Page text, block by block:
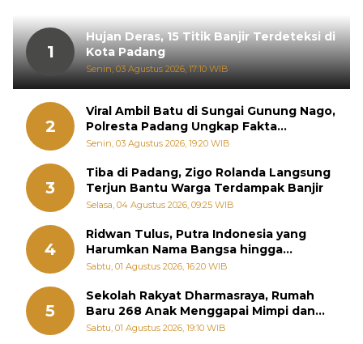
1
Hujan Deras, 15 Titik Banjir Terdeteksi di
Kota Padang
Senin, 03 Agustus 2026, 17:10 WIB
2
Viral Ambil Batu di Sungai Gunung Nago,
Polresta Padang Ungkap Fakta
Sebenarnya
Senin, 03 Agustus 2026, 19:20 WIB
3
Tiba di Padang, Zigo Rolanda Langsung
Terjun Bantu Warga Terdampak Banjir
Selasa, 04 Agustus 2026, 09:25 WIB
4
Ridwan Tulus, Putra Indonesia yang
Harumkan Nama Bangsa hingga
Diabadikan dalam Buku Jepang
Sabtu, 01 Agustus 2026, 16:20 WIB
5
Sekolah Rakyat Dharmasraya, Rumah
Baru 268 Anak Menggapai Mimpi dan
Memutus Rantai Kemiskinan
Sabtu, 01 Agustus 2026, 19:10 WIB